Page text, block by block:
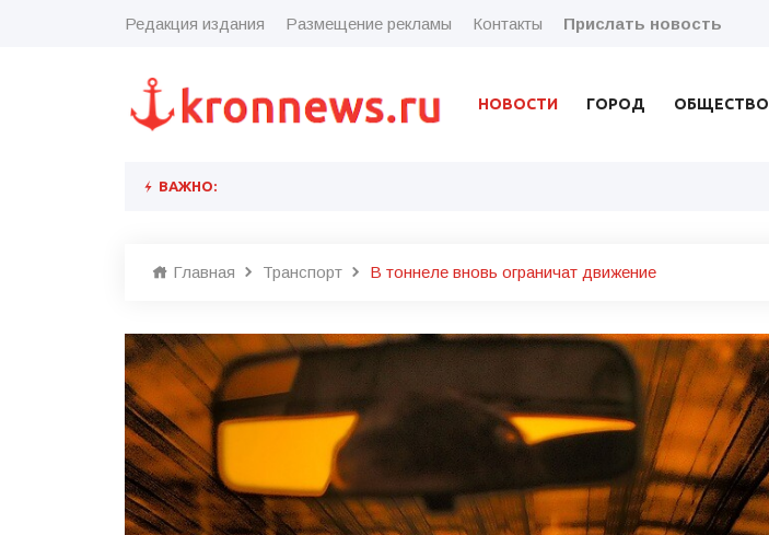
Редакция издания Размещение рекламы Контакты Прислать новость
НОВОСТИ ГОРОД ОБЩЕСТВО
ВАЖНО:
Главная Транспорт В тоннеле вновь ограничат движение